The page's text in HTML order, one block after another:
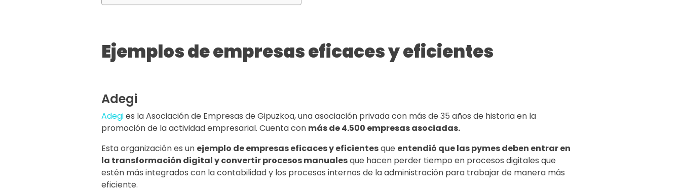
Ejemplos de empresas eficaces y eficientes
Adegi
Adegies la Asociación de Empresas de Gipuzkoa, una asociación privada con más de 35 años de historia en la
promoción de la actividad empresarial. Cuenta con más de 4.500 empresas asociadas.
Esta organización es un ejemplo de empresas eficaces y eficientesque entendió que las pymes deben entrar en
la transformación digital y convertir procesos manualesque hacen perder tiempo en procesos digitales que
estén más integrados con la contabilidad y los procesos internos de la administración para trabajar de manera más
eficiente.